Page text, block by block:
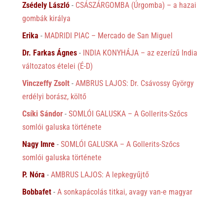
Zsédely László- CSÁSZÁRGOMBA (Úrgomba) – a hazai
gombák királya
Erika - MADRIDI PIAC – Mercado de San Miguel
Dr. Farkas Ágnes- INDIA KONYHÁJA – az ezerízű India
változatos ételei (É-D)
Vinczeffy Zsolt- AMBRUS LAJOS: Dr. Csávossy György
erdélyi borász, költő
Csíki Sándor- SOMLÓI GALUSKA – A Gollerits-Szőcs
somlói galuska története
Nagy Imre- SOMLÓI GALUSKA – A Gollerits-Szőcs
somlói galuska története
P. Nóra - AMBRUS LAJOS: A lepkegyűjtő
Bobbafet- A sonkapácolás titkai, avagy van-e magyar